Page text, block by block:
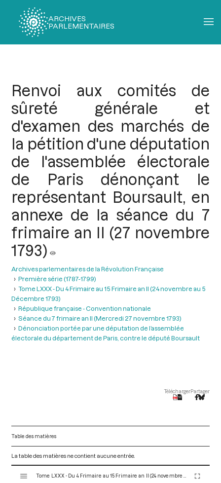
ARCHIVES
PARLEMENTAIRES
Renvoi aux comités de
sûreté générale et
d'examen des marchés de
la pétition d'une députation
de l'assemblée électorale
de Paris dénonçant le
représentant Boursault, en
annexe de la séance du 7
frimaire an II (27 novembre
1793)
Archives parlementaires de la Révolution Française
Première série (1787-1799)
Tome LXXX - Du 4 Frimaire au 15 Frimaire an II (24 novembre au 5
Décembre 1793)
République française - Convention nationale
Séance du 7 frimaire an II (Mercredi 27 novembre 1793)
Dénonciation portée par une députation de l’assemblée
électorale du département de Paris, contre le député Boursault
TéléchargerPartager
Table des matières
La table des matières ne contient aucune entrée.